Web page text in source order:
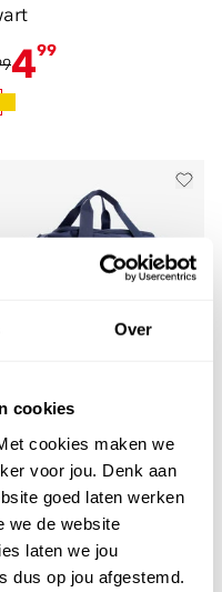
Over
cookies
cookies maken we
voor jou. Denk aan
goed laten werken
we de website
laten we jou
dus op jou afgestemd.
499
Tiro League
Bag Small
blauw
99